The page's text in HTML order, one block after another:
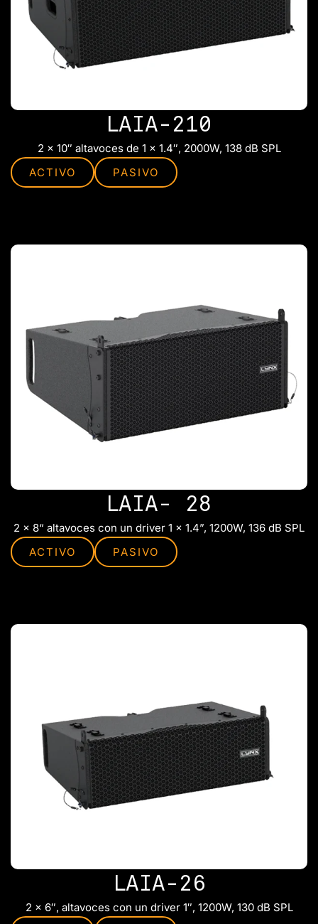
LAIA-210
2 x 10″ altavoces de 1 x 1.4″, 2000W, 138 dB SPL
ACTIVO
PASIVO
LAIA- 28
2 x 8“ altavoces con un driver 1 x 1.4”, 1200W, 136 dB SPL
ACTIVO
PASIVO
LAIA-26
2 x 6″, altavoces con un driver 1″, 1200W, 130 dB SPL